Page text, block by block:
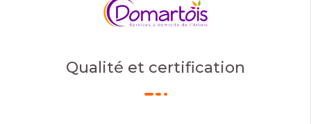
Qualité et certification